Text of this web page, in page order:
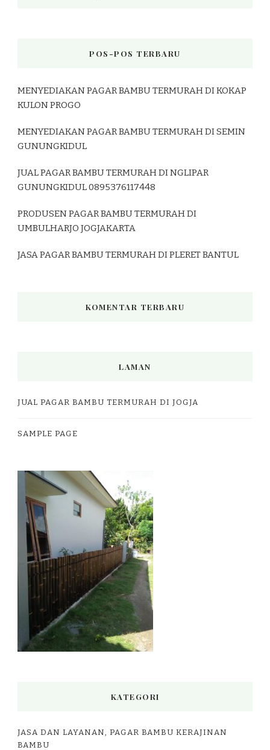
POS-POS TERBARU
MENYEDIAKAN PAGAR BAMBU TERMURAH DI KOKAP
KULON PROGO
MENYEDIAKAN PAGAR BAMBU TERMURAH DI SEMIN
GUNUNGKIDUL
JUAL PAGAR BAMBU TERMURAH DI NGLIPAR
GUNUNGKIDUL 0895376117448
PRODUSEN PAGAR BAMBU TERMURAH DI
UMBULHARJO JOGJAKARTA
JASA PAGAR BAMBU TERMURAH DI PLERET BANTUL
KOMENTAR TERBARU
LAMAN
JUAL PAGAR BAMBU TERMURAH DI JOGJA
SAMPLE PAGE
KATEGORI
JASA DAN LAYANAN, PAGAR BAMBU KERAJINAN
BAMBU